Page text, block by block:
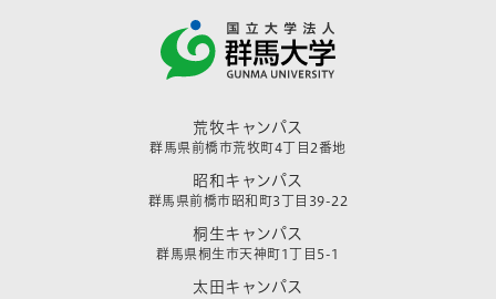
荒牧キャンパス
群馬県前橋市荒牧町4丁目2番地
昭和キャンパス
群馬県前橋市昭和町3丁目39-22
桐生キャンパス
群馬県桐生市天神町1丁目5-1
太田キャンパス